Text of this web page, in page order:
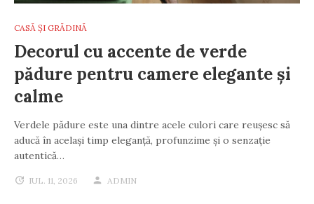
CASĂ ȘI GRĂDINĂ
Decorul cu accente de verde
pădure pentru camere elegante și
calme
Verdele pădure este una dintre acele culori care reușesc să
aducă în același timp eleganță, profunzime și o senzație
autentică…
IUL. 11, 2026 ADMIN